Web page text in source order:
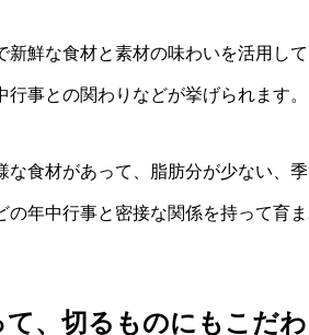
新鮮な食材と素材の味わいを活用し
事との関わりなどが挙げられます。
な食材があって、脂肪分が少ない、
の年中行事と密接な関係を持って育
、切るものにもこだ